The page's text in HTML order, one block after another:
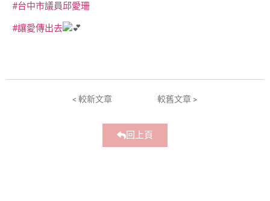
#台中市議員邱愛珊
#讓愛傳出去
< 較新文章 較舊文章 >
回上頁